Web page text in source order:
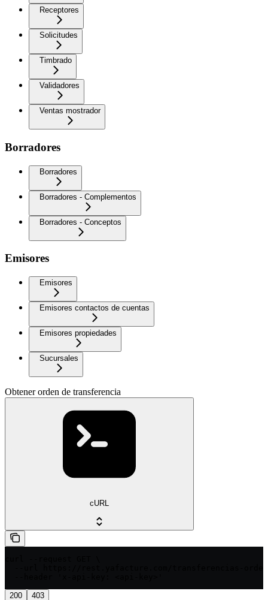
Receptores
Solicitudes
Timbrado
Validadores
Ventas mostrador
Borradores
Borradores
Borradores - Complementos
Borradores - Conceptos
Emisores
Emisores
Emisores contactos de cuentas
Emisores propiedades
Sucursales
Obtener orden de transferencia
cURL
200 403